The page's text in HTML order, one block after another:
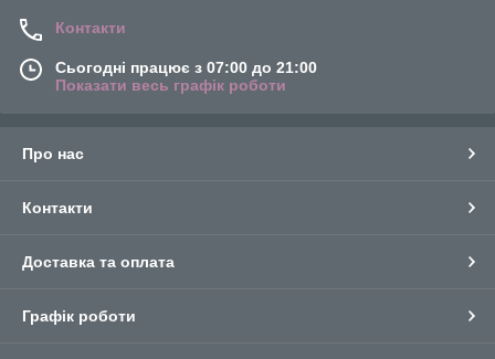
Контакти
Сьогодні працює з 07:00 до 21:00
Показати весь графік роботи
Про нас
Контакти
Доставка та оплата
Графік роботи